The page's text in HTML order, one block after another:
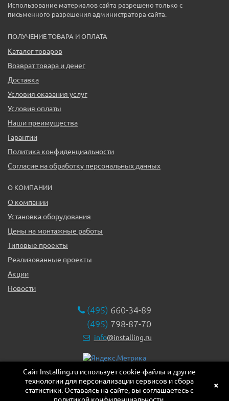
Использование материалов сайта разрешено только с
письменного разрешения администратора сайта.
ПОЛУЧЕНИЕ ТОВАРА И ОПЛАТА
Каталог товаров
Возврат товара и денег
Доставка
Условия оказания услуг
Условия оплаты
Наши преимущества
Гарантии
Политика конфиденциальности
Согласие на обработку персональных данных
О КОМПАНИИ
О компании
Установка оборудования
Цены на монтажные работы
Типовые проекты
Реализованные проекты
Акции
Новости
(495) 660-34-89
(495) 798-87-70
info@installing.ru
119331, г. Москва ул. Марии Ульяновой дом 17а, этаж 2,
офис 10
Сайт Installing.ru использует cookie-файлы и другие
технологии для персонализации сервисов и сбора
статистики. Оставаясь на сайте, вы соглашаетесь с
политикой конфиденциальности.
×